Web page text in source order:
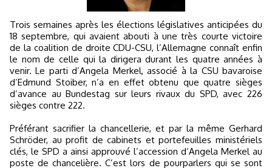
Trois semaines après les élections législatives anticipées du
18 septembre, qui avaient abouti à une très courte victoire
de la coalition de droite CDU-CSU, l’Allemagne connaît enfin
le nom de celle qui la dirigera durant les quatre années à
venir. Le parti d’Angela Merkel, associé à la CSU bavaroise
d’Edmund Stoiber, n’a en effet obtenu que quatre sièges
d’avance au Bundestag sur leurs rivaux du SPD, avec 226
sièges contre 222.
Préférant sacrifier la chancellerie, et par la même Gerhard
Schröder, au profit de cabinets et portefeuilles ministériels
clés, le SPD a ainsi approuvé l’accession d’Angela Merkel au
poste de chancelière. C’est lors de pourparlers qui se sont